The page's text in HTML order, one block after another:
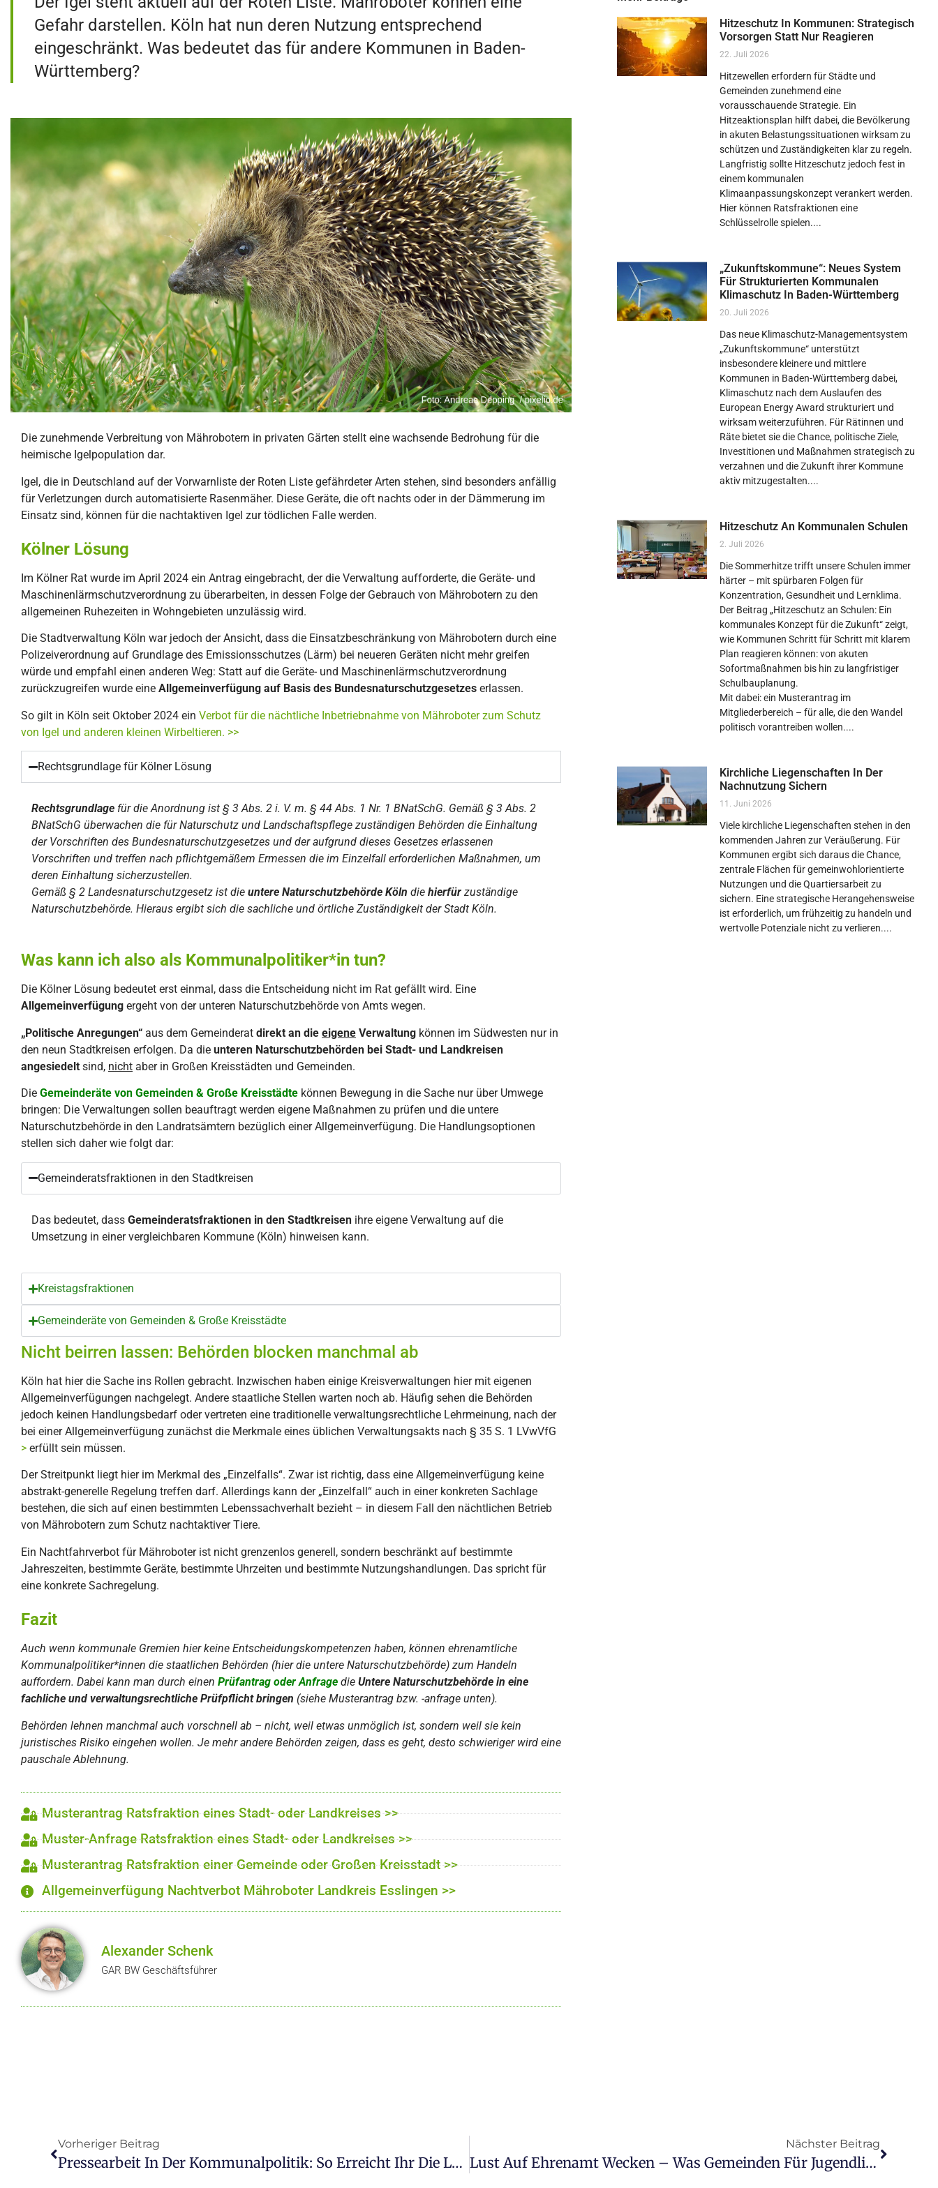
Gefahr darstellen. Köln hat nun deren Nutzung entsprechend
eingeschränkt. Was bedeutet das für andere Kommunen in Baden-
Württemberg?
Die zunehmende Verbreitung von Mährobotern in privaten Gärten stellt eine wachsende Bedrohung für die
heimische Igelpopulation dar.
Igel, die in Deutschland auf der Vorwarnliste der Roten Liste gefährdeter Arten stehen, sind besonders anfällig
für Verletzungen durch automatisierte Rasenmäher. Diese Geräte, die oft nachts oder in der Dämmerung im
Einsatz sind, können für die nachtaktiven Igel zur tödlichen Falle werden.
Kölner Lösung
Im Kölner Rat wurde im April 2024 ein Antrag eingebracht, der die Verwaltung aufforderte, die Geräte- und
Maschinenlärmschutzverordnung zu überarbeiten, in dessen Folge der Gebrauch von Mährobotern zu den
allgemeinen Ruhezeiten in Wohngebieten unzulässig wird.
Die Stadtverwaltung Köln war jedoch der Ansicht, dass die Einsatzbeschränkung von Mährobotern durch eine
Polizeiverordnung auf Grundlage des Emissionsschutzes (Lärm) bei neueren Geräten nicht mehr greifen
würde und empfahl einen anderen Weg: Statt auf die Geräte- und Maschinenlärmschutzverordnung
zurückzugreifen wurde eine Allgemeinverfügung auf Basis des Bundesnaturschutzgesetzes erlassen.
So gilt in Köln seit Oktober 2024 ein Verbot für die nächtliche Inbetriebnahme von Mähroboter zum Schutz
von Igel und anderen kleinen Wirbeltieren. >>
Rechtsgrundlage für Kölner Lösung
Rechtsgrundlage für die Anordnung ist § 3 Abs. 2 i. V. m. § 44 Abs. 1 Nr. 1 BNatSchG. Gemäß § 3 Abs. 2
BNatSchG überwachen die für Naturschutz und Landschaftspflege zuständigen Behörden die Einhaltung
der Vorschriften des Bundesnaturschutzgesetzes und der aufgrund dieses Gesetzes erlassenen
Vorschriften und treffen nach pflichtgemäßem Ermessen die im Einzelfall erforderlichen Maßnahmen, um
deren Einhaltung sicherzustellen.
Gemäß § 2 Landesnaturschutzgesetz ist die untere Naturschutzbehörde Köln die hierfür zuständige
Naturschutzbehörde. Hieraus ergibt sich die sachliche und örtliche Zuständigkeit der Stadt Köln.
Was kann ich also als Kommunalpolitiker*in tun?
Die Kölner Lösung bedeutet erst einmal, dass die Entscheidung nicht im Rat gefällt wird. Eine
Allgemeinverfügung ergeht von der unteren Naturschutzbehörde von Amts wegen.
„Politische Anregungen“ aus dem Gemeinderat direkt an die eigene Verwaltung können im Südwesten nur in
den neun Stadtkreisen erfolgen. Da die unteren Naturschutzbehörden bei Stadt- und Landkreisen
angesiedelt sind, nicht aber in Großen Kreisstädten und Gemeinden.
Die Gemeinderäte von Gemeinden & Große Kreisstädte können Bewegung in die Sache nur über Umwege
bringen: Die Verwaltungen sollen beauftragt werden eigene Maßnahmen zu prüfen und die untere
Naturschutzbehörde in den Landratsämtern bezüglich einer Allgemeinverfügung. Die Handlungsoptionen
stellen sich daher wie folgt dar:
Gemeinderatsfraktionen in den Stadtkreisen
Das bedeutet, dass Gemeinderatsfraktionen in den Stadtkreisen ihre eigene Verwaltung auf die
Umsetzung in einer vergleichbaren Kommune (Köln) hinweisen kann.
Kreistagsfraktionen
Gemeinderäte von Gemeinden & Große Kreisstädte
Nicht beirren lassen: Behörden blocken manchmal ab
Köln hat hier die Sache ins Rollen gebracht. Inzwischen haben einige Kreisverwaltungen hier mit eigenen
Allgemeinverfügungen nachgelegt. Andere staatliche Stellen warten noch ab. Häufig sehen die Behörden
jedoch keinen Handlungsbedarf oder vertreten eine traditionelle verwaltungsrechtliche Lehrmeinung, nach der
bei einer Allgemeinverfügung zunächst die Merkmale eines üblichen Verwaltungsakts nach § 35 S. 1 LVwVfG
> erfüllt sein müssen.
Der Streitpunkt liegt hier im Merkmal des „Einzelfalls“. Zwar ist richtig, dass eine Allgemeinverfügung keine
abstrakt-generelle Regelung treffen darf. Allerdings kann der „Einzelfall“ auch in einer konkreten Sachlage
bestehen, die sich auf einen bestimmten Lebenssachverhalt bezieht – in diesem Fall den nächtlichen Betrieb
von Mährobotern zum Schutz nachtaktiver Tiere.
Ein Nachtfahrverbot für Mähroboter ist nicht grenzenlos generell, sondern beschränkt auf bestimmte
Jahreszeiten, bestimmte Geräte, bestimmte Uhrzeiten und bestimmte Nutzungshandlungen. Das spricht für
eine konkrete Sachregelung.
Fazit
Auch wenn kommunale Gremien hier keine Entscheidungskompetenzen haben, können ehrenamtliche
Kommunalpolitiker*innen die staatlichen Behörden (hier die untere Naturschutzbehörde) zum Handeln
auffordern. Dabei kann man durch einen Prüfantrag oder Anfrage die Untere Naturschutzbehörde in eine
fachliche und verwaltungsrechtliche Prüfpflicht bringen (siehe Musterantrag bzw. -anfrage unten).
Behörden lehnen manchmal auch vorschnell ab – nicht, weil etwas unmöglich ist, sondern weil sie kein
juristisches Risiko eingehen wollen. Je mehr andere Behörden zeigen, dass es geht, desto schwieriger wird eine
pauschale Ablehnung.
Musterantrag Ratsfraktion eines Stadt- oder Landkreises >>
Muster-Anfrage Ratsfraktion eines Stadt- oder Landkreises >>
Musterantrag Ratsfraktion einer Gemeinde oder Großen Kreisstadt >>
Allgemeinverfügung Nachtverbot Mähroboter Landkreis Esslingen >>
Alexander Schenk
GAR BW Geschäftsführer
Hitzeschutz In Kommunen: Strategisch
Vorsorgen Statt Nur Reagieren
22. Juli 2026
Hitzewellen erfordern für Städte und
Gemeinden zunehmend eine
vorausschauende Strategie. Ein
Hitzeaktionsplan hilft dabei, die Bevölkerung
in akuten Belastungssituationen wirksam zu
schützen und Zuständigkeiten klar zu regeln.
Langfristig sollte Hitzeschutz jedoch fest in
einem kommunalen
Klimaanpassungskonzept verankert werden.
Hier können Ratsfraktionen eine
Schlüsselrolle spielen.
„Zukunftskommune“: Neues System
Für Strukturierten Kommunalen
Klimaschutz In Baden-Württemberg
20. Juli 2026
Das neue Klimaschutz-Managementsystem
„Zukunftskommune“ unterstützt
insbesondere kleinere und mittlere
Kommunen in Baden-Württemberg dabei,
Klimaschutz nach dem Auslaufen des
European Energy Award strukturiert und
wirksam weiterzuführen. Für Rätinnen und
Räte bietet sie die Chance, politische Ziele,
Investitionen und Maßnahmen strategisch zu
verzahnen und die Zukunft ihrer Kommune
aktiv mitzugestalten.
Hitzeschutz An Kommunalen Schulen
2. Juli 2026
Die Sommerhitze trifft unsere Schulen immer
härter – mit spürbaren Folgen für
Konzentration, Gesundheit und Lernklima.
Der Beitrag „Hitzeschutz an Schulen: Ein
kommunales Konzept für die Zukunft“ zeigt,
wie Kommunen Schritt für Schritt mit klarem
Plan reagieren können: von akuten
Sofortmaßnahmen bis hin zu langfristiger
Schulbauplanung.
Mit dabei: ein Musterantrag im
Mitgliederbereich – für alle, die den Wandel
politisch vorantreiben wollen.
Kirchliche Liegenschaften In Der
Nachnutzung Sichern
11. Juni 2026
Viele kirchliche Liegenschaften stehen in den
kommenden Jahren zur Veräußerung. Für
Kommunen ergibt sich daraus die Chance,
zentrale Flächen für gemeinwohlorientierte
Nutzungen und die Quartiersarbeit zu
sichern. Eine strategische Herangehensweise
ist erforderlich, um frühzeitig zu handeln und
wertvolle Potenziale nicht zu verlieren.
Vorheriger Beitrag
Pressearbeit In Der Kommunalpolitik: So Erreicht Ihr Die Lokale Öffentlichkeit
Nächster Beitrag
Lust Auf Ehrenamt Wecken – Was Gemeinden Für Jugendliches Engagement Tun Können